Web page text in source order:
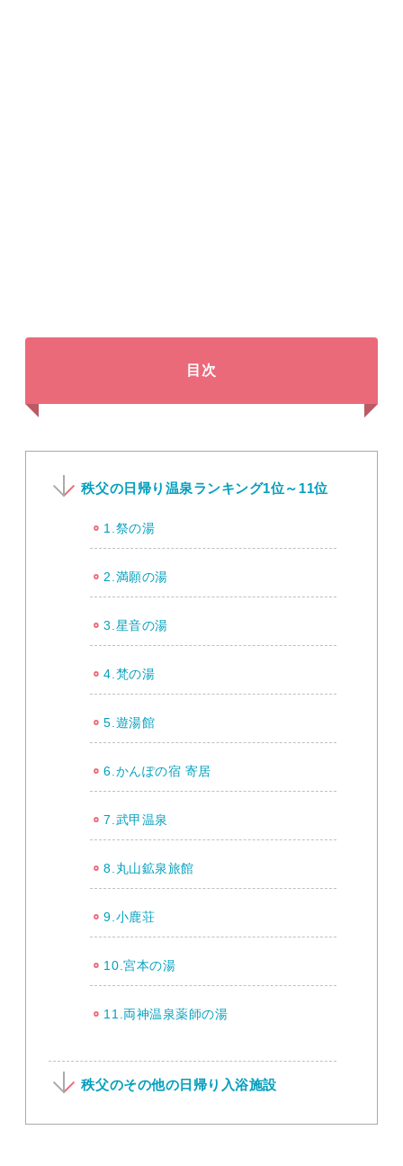
目次
秩父の日帰り温泉ランキング1位～11位
1.祭の湯
2.満願の湯
3.星音の湯
4.梵の湯
5.遊湯館
6.かんぽの宿 寄居
7.武甲温泉
8.丸山鉱泉旅館
9.小鹿荘
10.宮本の湯
11.両神温泉薬師の湯
秩父のその他の日帰り入浴施設